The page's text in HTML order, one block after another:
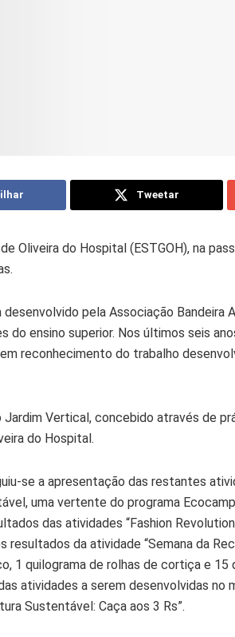
Tweetar
Oliveira do Hospital (ESTGOH), na
pela Associação Bandeira
ensino superior. Nos últimos seis
reconhecimento do trabalho
Jardim Vertical, concebido através de
do Hospital.
se a apresentação das restantes
uma vertente do programa
das atividades “Fashion
resultados da atividade “Semana da
1 quilograma de rolhas de cortiça e 15
atividades a serem desenvolvidas no
Sustentável: Caça aos 3 Rs”.